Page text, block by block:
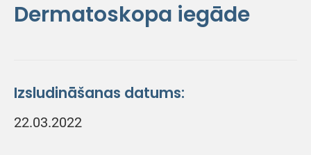
Dermatoskopa iegāde
Izsludināšanas datums:
22.03.2022